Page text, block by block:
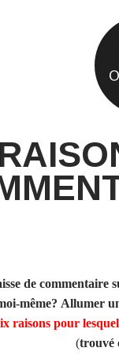
de commentaire
même? Allumer
raisons pour
(trouvé